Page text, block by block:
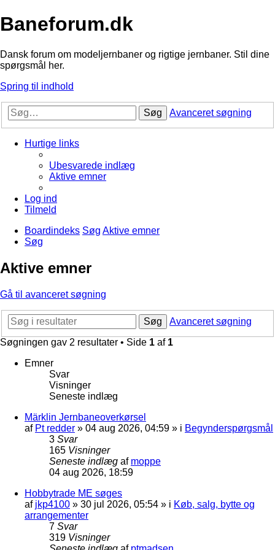
Baneforum.dk
Dansk forum om modeljernbaner og rigtige jernbaner. Stil dine
spørgsmål her.
Spring til indhold
Søg Avanceret søgning
Hurtige links
Ubesvarede indlæg
Aktive emner
Log ind
Tilmeld
Boardindeks Søg Aktive emner
Søg
Aktive emner
Gå til avanceret søgning
Søg
Avanceret søgning
Søgningen gav 2 resultater • Side 1 af 1
Emner
Svar
Visninger
Seneste indlæg
Märklin Jernbaneoverkørsel
af Pt redder » 04 aug 2026, 04:59 » i Begynderspørgsmål
3 Svar
165 Visninger
Seneste indlæg af moppe
04 aug 2026, 18:59
Hobbytrade ME søges
af jkp4100 » 30 jul 2026, 05:54 » i Køb, salg, bytte og
arrangementer
7 Svar
319 Visninger